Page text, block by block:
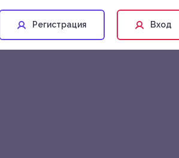
Регистрация Вход